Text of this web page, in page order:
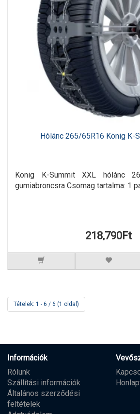
Hólánc 265/65R16 König K-
König K-Summit XXL hólánc
gumiabroncsra Csomag tartalma: 1
218,790Ft
Tételek: 1 - 6 / 6 (1 oldal)
Információk
Rólunk
Szállítási információk
Általános szerződési
feltételek